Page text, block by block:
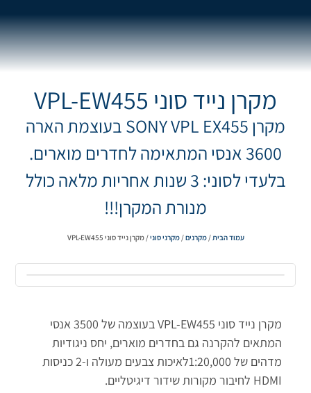
מקרן נייד סוני VPL-EW455
מקרן SONY VPL EX455 בעוצמת הארה
3600 אנסי המתאימה לחדרים מוארים.
בלעדי לסוני: 3 שנות אחריות מלאה כולל
מנורת המקרן!!!
עמוד הבית /מקרנים/מקרני סוני/ מקרן נייד סוני VPL-EW455
מקרן נייד סוני VPL-EW455 בעוצמה של 3500 אנסי
המתאים להקרנה גם בחדרים מוארים, יחס ניגודיות
מדהים של 1:20,000לאיכות צבעים מעולה ו-2 כניסות
HDMI לחיבור מקורות שידור דיגיטליים.